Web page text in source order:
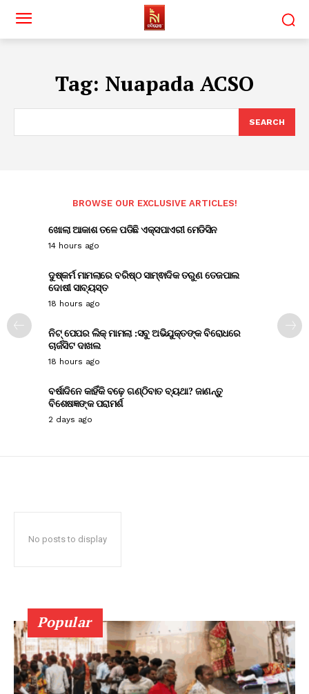
Tag: Nuapada ACSO
SEARCH
BROWSE OUR EXCLUSIVE ARTICLES!
ଖୋଲା ଆକାଶ ତଳେ ପଡିଛି ଏକ୍ସପାଏରୀ ମେଡିସିନ
14 hours ago
ଦୁଷ୍କର୍ମ ମାମଲାରେ ବରିଷ୍ଠ ସାମ୍ଵାଦିକ ତରୁଣ ତେଜପାଲ
ଦୋଷୀ ସାବ୍ୟସ୍ତ
18 hours ago
ନିଟ୍ ପେପର ଲିକ୍ ମାମଲା :ସବୁ ଅଭିଯୁକ୍ତଙ୍କ ବିରୋଧରେ
ଚାର୍ଜସିଟ ଦାଖଲ
18 hours ago
ବର୍ଷାଦିନେ କାହିଁକି ବଢ଼େ ଗଣ୍ଠିବାତ ବ୍ୟଥା? ଜାଣନ୍ତୁ
ବିଶେଷଜ୍ଞଙ୍କ ପରାମର୍ଶ
2 days ago
No posts to display
Popular